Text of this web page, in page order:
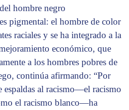
hombre negro
pigmental: el hombre de color
raciales y se ha integrado a la
económico, que
a los hombres pobres de
continúa afirmando: “Por
espaldas al racismo—el racismo
el racismo blanco—ha